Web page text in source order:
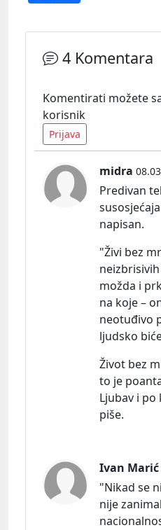
4 Komentara
Komentirati možete
korisnik
Prijava
midra
Predivan
napisan.
"Živi bez
možda i
na koje –
neotuđivo
ljudsko
Život bez
to je
Ljubav i
piše.
Ivan Marić
"Nikad se
nije